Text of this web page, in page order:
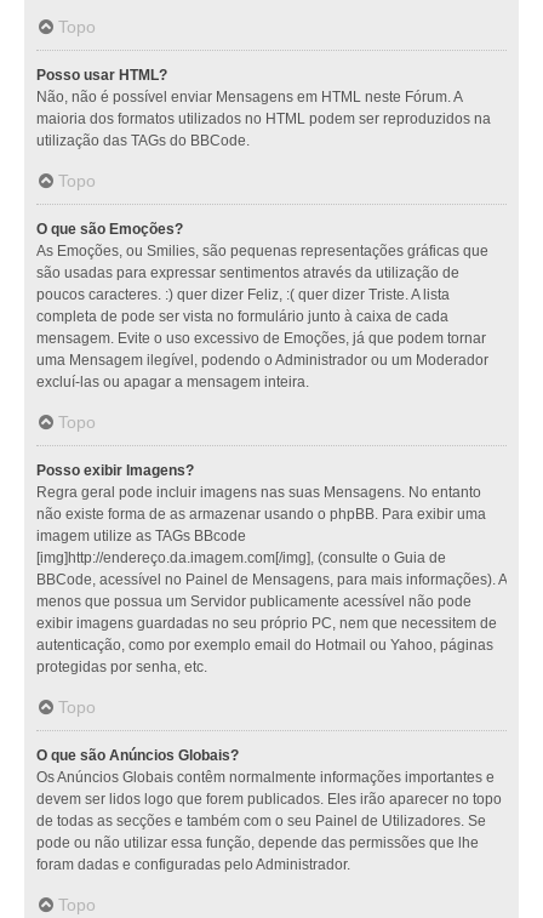
Topo
Posso usar HTML?
Não, não é possível enviar Mensagens em HTML neste Fórum. A
maioria dos formatos utilizados no HTML podem ser reproduzidos na
utilização das TAGs do BBCode.
Topo
O que são Emoções?
As Emoções, ou Smilies, são pequenas representações gráficas que
são usadas para expressar sentimentos através da utilização de
poucos caracteres. :) quer dizer Feliz, :( quer dizer Triste. A lista
completa de pode ser vista no formulário junto à caixa de cada
mensagem. Evite o uso excessivo de Emoções, já que podem tornar
uma Mensagem ilegível, podendo o Administrador ou um Moderador
excluí-las ou apagar a mensagem inteira.
Topo
Posso exibir Imagens?
Regra geral pode incluir imagens nas suas Mensagens. No entanto
não existe forma de as armazenar usando o phpBB. Para exibir uma
imagem utilize as TAGs BBcode
[img]http://endereço.da.imagem.com[/img], (consulte o Guia de
BBCode, acessível no Painel de Mensagens, para mais informações). A
menos que possua um Servidor publicamente acessível não pode
exibir imagens guardadas no seu próprio PC, nem que necessitem de
autenticação, como por exemplo email do Hotmail ou Yahoo, páginas
protegidas por senha, etc.
Topo
O que são Anúncios Globais?
Os Anúncios Globais contêm normalmente informações importantes e
devem ser lidos logo que forem publicados. Eles irão aparecer no topo
de todas as secções e também com o seu Painel de Utilizadores. Se
pode ou não utilizar essa função, depende das permissões que lhe
foram dadas e configuradas pelo Administrador.
Topo